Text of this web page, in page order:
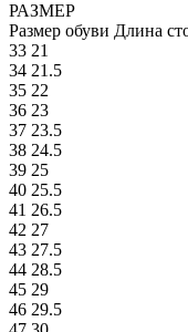
РАЗМЕР
Размер обуви Длина
33 21
34 21.5
35 22
36 23
37 23.5
38 24.5
39 25
40 25.5
41 26.5
42 27
43 27.5
44 28.5
45 29
46 29.5